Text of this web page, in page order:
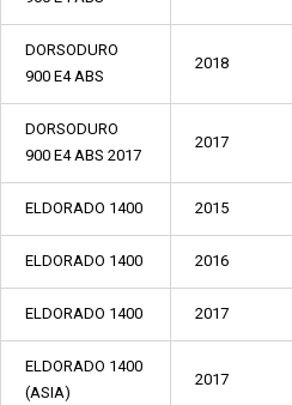
DORSODURO
900 E4 ABS
2018
DORSODURO
900 E4 ABS 2017
2017
ELDORADO 1400 2015
ELDORADO 1400 2016
ELDORADO 1400 2017
ELDORADO 1400
(ASIA)
2017